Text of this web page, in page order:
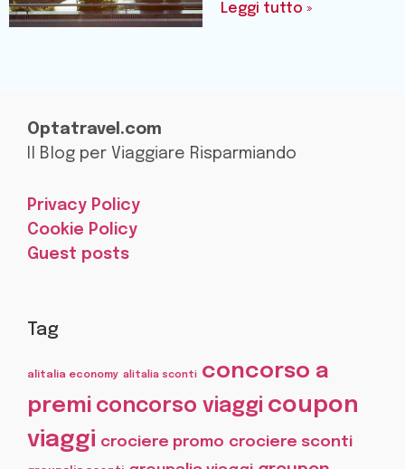
Leggi tutto »
Optatravel.com
Il Blog per Viaggiare Risparmiando
Privacy Policy
Cookie Policy
Guest posts
Tag
alitalia economy alitalia sconti concorso a
premi concorso viaggi coupon
viaggi crociere promo crociere sconti